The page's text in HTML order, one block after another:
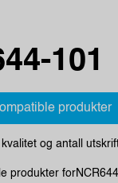
101
produkter
og antall
produkter